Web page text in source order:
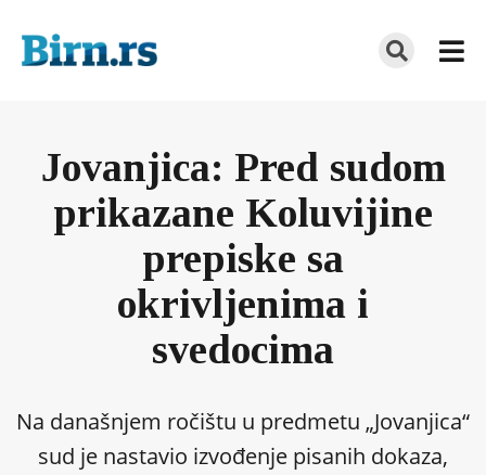
Jovanjica: Pred sudom
prikazane Koluvijine
prepiske sa
okrivljenima i
svedocima
Na današnjem ročištu u predmetu „Jovanjica“
sud je nastavio izvođenje pisanih dokaza,